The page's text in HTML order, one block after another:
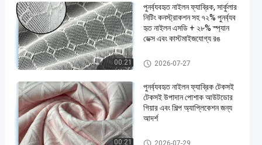
00:21
পুনর্ব্যবহৃত নাইলন ফ্যাব্রিক, সার্কুলার
নিটিং কনস্ট্রাকশন সহ ৭২% পুনর্ব্যব
হৃত নাইলন এসডি + ২৮% স্প্যান
ডেক্স এবং কাস্টমাইজযোগ্য রঙ
পুনর্ব্যবহৃত নাইলন ফ্যাব্রিক
2026-07-27
00:21
পুনর্ব্যবহৃত নাইলন ফ্যাব্রিক টেকসই
টেকসই উপাদান পোশাক আউটডোর
গিয়ার এবং শিল্প অ্যাপ্লিকেশন জন্য
আদর্শ
পুনর্ব্যবহৃত নাইলন ফ্যাব্রিক
2026-07-29